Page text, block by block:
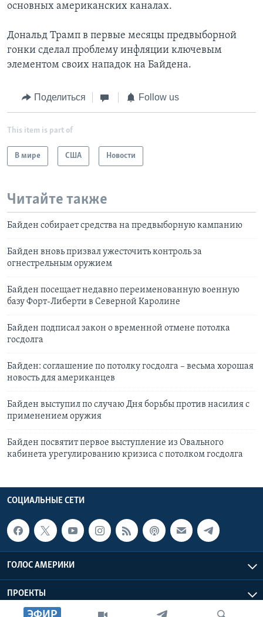
основных американских каналах.
Дональд Трамп в первые месяцы предвыборной
гонки сделал проблему инфляции ключевым
элементом своих нападок на Байдена.
Поделиться Follow us
This item is part of
В мире США Новости
Читайте также
Байден собирает средства на предвыборную кампанию
Байден вновь призвал ужесточить контроль за
огнестрельным оружием
Байден посещает недавно переименованную военную
базу Форт-Либерти в Северной Каролине
Байден подписал закон о временной отмене потолка
госдолга
Байден: соглашение по потолку госдолга – весьма хорошая
новость для американцев
Байден выступил по случаю Дня борьбы против насилия с
применением оружия
Байден посвятит первое выступление из Овального
кабинета урегулированию кризиса с потолком госдолга
СОЦИАЛЬНЫЕ СЕТИ
ГОЛОС АМЕРИКИ
ПРОЕКТЫ